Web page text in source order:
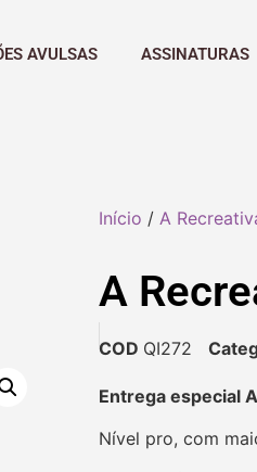
AVULSAS ASSINATURAS
Início / A
A
COD QI272
Entrega especial
Nível pro, com